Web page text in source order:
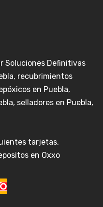
Soluciones Definitivas
recubrimientos
en Puebla,
selladores en Puebla,
tarjetas,
en Oxxo